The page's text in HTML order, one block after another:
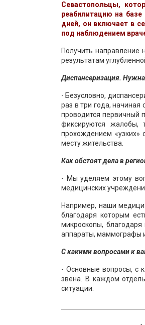
Севастопольцы,
реабилитацию на
дней, он включает в
под наблюдением
Получить направление
результатам
Диспансеризация.
- Безусловно,
раз в три года,
проводится первичный
фиксируются жалобы,
прохождением «узких»
месту жительства.
Как обстоят дела в
- Мы уделяем этому
медицинских
Например, наши
благодаря которым
микроскопы,
аппараты, маммографы
С какими вопросами к
- Основные вопросы, с
звена. В каждом
ситуации.